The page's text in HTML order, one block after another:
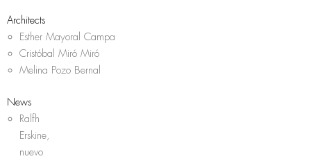
Architects
Esther Mayoral Campa
Cristóbal Miró Miró
Melina Pozo Bernal
News
Ralfh
Erskine,
nuevo